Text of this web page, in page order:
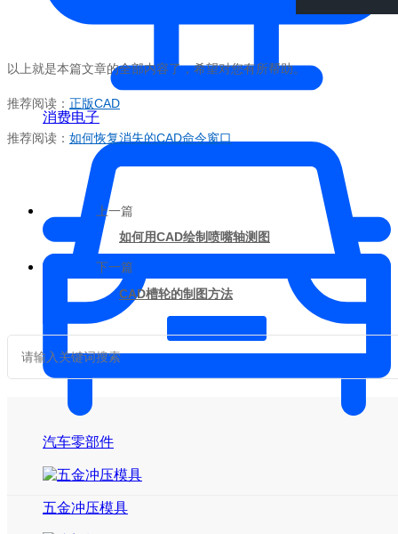
消费电子
汽车零部件
五金冲压模具
以上就是本篇文章的全部内容了，希望对您有所帮助。
推荐阅读： 正版CAD
推荐阅读： 如何恢复消失的CAD命令窗口
上一篇
如何用CAD绘制喷嘴轴测图
下一篇
CAD槽轮的制图方法